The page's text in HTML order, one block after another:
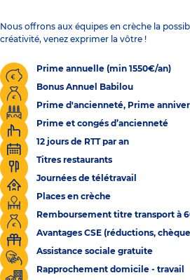
Nous offrons aux équipes en crèche la
créativité, venez exprimer la vôtre !
Prime annuelle (min 1550€/an)
Bonus Annuel Babilou
Prime d'ancienneté, Prime
Prime et congés d’ancienneté
12 jours de RTT par an
Titres restaurants
Journées de télétravail
Places en crèche
Remboursement titre transport à
Avantages CSE (réductions,
Assistance sociale gratuite
Rapprochement domicile - travail